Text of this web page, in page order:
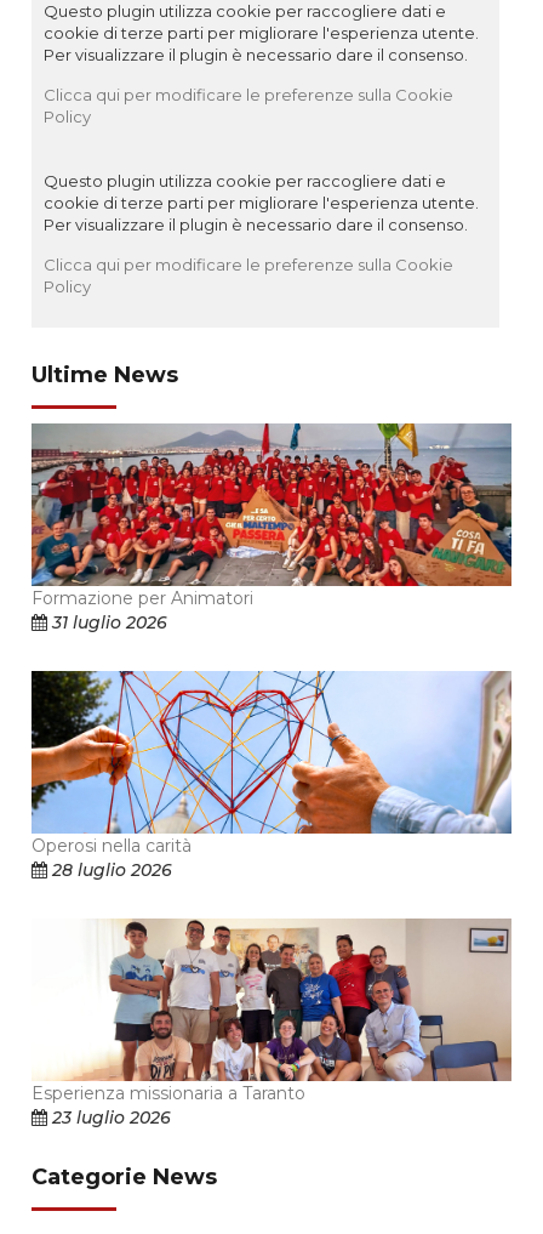
Questo plugin utilizza cookie per raccogliere dati e
cookie di terze parti per migliorare l'esperienza utente.
Per visualizzare il plugin è necessario dare il consenso.
Clicca qui per modificare le preferenze sulla Cookie
Policy
Questo plugin utilizza cookie per raccogliere dati e
cookie di terze parti per migliorare l'esperienza utente.
Per visualizzare il plugin è necessario dare il consenso.
Clicca qui per modificare le preferenze sulla Cookie
Policy
Ultime News
Formazione per Animatori
31 luglio 2026
Operosi nella carità
28 luglio 2026
Esperienza missionaria a Taranto
23 luglio 2026
Categorie News